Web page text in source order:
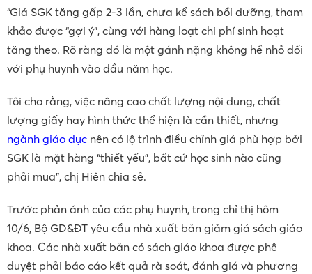
“Giá SGK tăng gấp 2-3 lần, chưa kể sách bồi dưỡng, tham
khảo được “gợi ý”, cùng với hàng loạt chi phí sinh hoạt
tăng theo. Rõ ràng đó là một gánh nặng không hề nhỏ đối
với phụ huynh vào đầu năm học.
Tôi cho rằng, việc nâng cao chất lượng nội dung, chất
lượng giấy hay hình thức thể hiện là cần thiết, nhưng
ngành giáo dục nên có lộ trình điều chỉnh giá phù hợp bởi
SGK là mặt hàng “thiết yếu”, bất cứ học sinh nào cũng
phải mua”, chị Hiên chia sẻ.
Trước phản ánh của các phụ huynh, trong chỉ thị hôm
10/6, Bộ GD&ĐT yêu cầu nhà xuất bản giảm giá sách giáo
khoa. Các nhà xuất bản có sách giáo khoa được phê
duyệt phải báo cáo kết quả rà soát, đánh giá và phương